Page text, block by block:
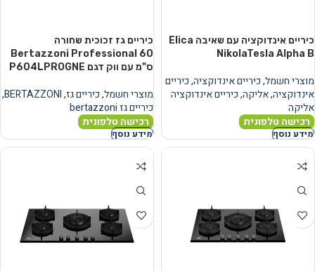
כיריים אינדוקציה עם שאיבה Elica
NikolaTesla Alpha B
מוצרי חשמל,כיריים אינדוקציה,כיריים
אינדוקציה,אליקה,כיריים אינדוקציה
אליקה
רכישה טלפונית
מידע נוסף
כיריים גז זכוכית שחורה
Bertazzoni Professional 60
ס"מ עם ווק דגם P604LPROGNE
מוצרי חשמל,כיריים גז,
BERTAZZONI
,
כיריים גז bertazzoni
רכישה טלפונית
מידע נוסף